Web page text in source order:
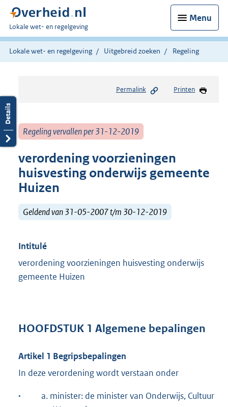
Menu
U
bent
hier:
Lokale wet- en regelgeving
Lokale wet- en regelgeving Uitgebreid zoeken Regeling
Permalink Printen
Regeling vervallen per 31-12-2019
verordening voorzieningen
huisvesting onderwijs gemeente
Huizen
Geldend van 31-05-2007 t/m 30-12-2019
Intitulé
verordening voorzieningen huisvesting onderwijs
gemeente Huizen
HOOFDSTUK 1 Algemene bepalingen
Artikel 1 Begripsbepalingen
In deze verordening wordt verstaan onder
·
a. minister: de minister van Onderwijs, Cultuur